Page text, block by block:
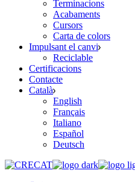
Terminacions
Acabaments
Cursors
Carta de colors
Impulsant el canvi
Reciclable
Certificacions
Contacte
Català
English
Français
Italiano
Español
Deutsch